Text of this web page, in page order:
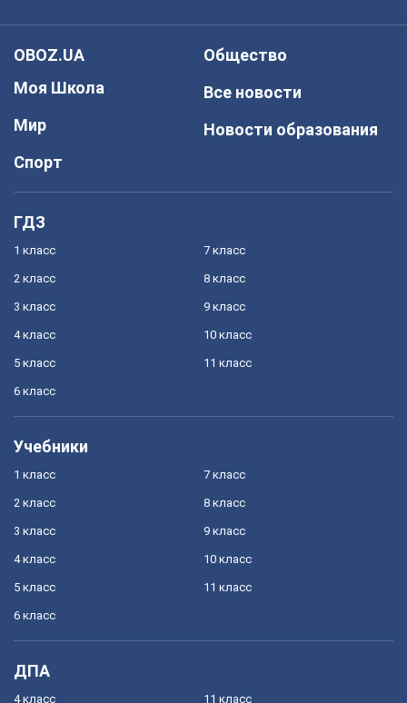
OBOZ.UA
Моя Школа
Мир
Спорт
Общество
Все новости
Новости образования
ГДЗ
1 класс
2 класс
3 класс
4 класс
5 класс
6 класс
7 класс
8 класс
9 класс
10 класс
11 класс
Учебники
1 класс
2 класс
3 класс
4 класс
5 класс
6 класс
7 класс
8 класс
9 класс
10 класс
11 класс
ДПА
4 класс 11 класс